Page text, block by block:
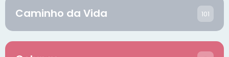
Caminho da Vida 101